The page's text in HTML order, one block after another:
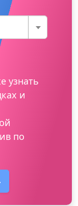
узнать
и
по